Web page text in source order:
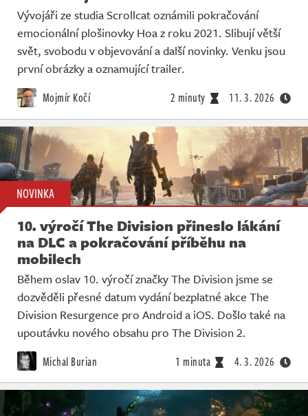
Vývojáři ze studia Scrollcat oznámili pokračování
emocionální plošinovky Hoa z roku 2021. Slibují větší
svět, svobodu v objevování a další novinky. Venku jsou
první obrázky a oznamující trailer.
Mojmír Kočí 2 minuty 11. 3. 2026
NOVINKA
10. výročí The Division přineslo lákání
na DLC a pokračování příběhu na
mobilech
Během oslav 10. výročí značky The Division jsme se
dozvěděli přesné datum vydání bezplatné akce The
Division Resurgence pro Android a iOS. Došlo také na
upoutávku nového obsahu pro The Division 2.
Michal Burian 1 minuta 4. 3. 2026